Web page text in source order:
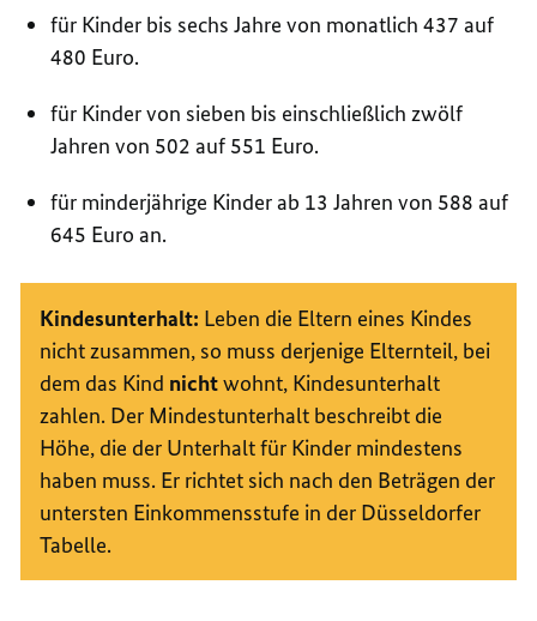
für Kinder bis sechs Jahre von monatlich 437 auf
480 Euro.
für Kinder von sieben bis einschließlich zwölf
Jahren von 502 auf 551 Euro.
für minderjährige Kinder ab 13 Jahren von 588 auf
645 Euro an.
Kindesunterhalt: Leben die Eltern eines Kindes
nicht zusammen, so muss derjenige Elternteil, bei
dem das Kind nichtwohnt, Kindesunterhalt
zahlen. Der Mindestunterhalt beschreibt die
Höhe, die der Unterhalt für Kinder mindestens
haben muss. Er richtet sich nach den Beträgen der
untersten Einkommensstufe in der Düsseldorfer
Tabelle.